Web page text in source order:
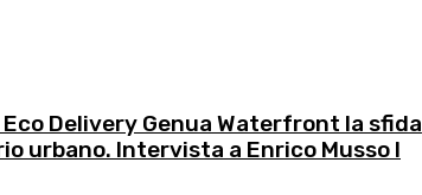
Delivery Genua Waterfront la sfida
urbano. Intervista a Enrico Musso l